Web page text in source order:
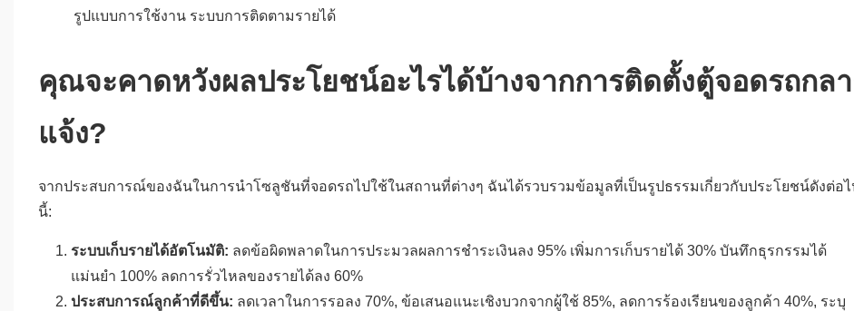
รูปแบบการใช้งาน ระบบการติดตามรายได้
คุณจะคาดหวังผลประโยชน์อะไรได้บ้างจากการติดตั้งตู้จอดรถกล
แจ้ง?
จากประสบการณ์ของฉันในการนำโซลูชันที่จอดรถไปใช้ในสถานที่ต่างๆ ฉันได้รวบรวมข้อมูลที่เป็นรูปธรรมเกี่ยวกับประโยชน์ดังต่อไ
นี้:
ระบบเก็บรายได้อัตโนมัติ: ลดข้อผิดพลาดในการประมวลผลการชำระเงินลง 95% เพิ่มการเก็บรายได้ 30% บันทึกธุรกรรมได้
แม่นยำ 100% ลดการรั่วไหลของรายได้ลง 60%
ประสบการณ์ลูกค้าที่ดีขึ้น: ลดเวลาในการรอลง 70%, ข้อเสนอแนะเชิงบวกจากผู้ใช้ 85%, ลดการร้องเรียนของลูกค้า 40%, ระบุ